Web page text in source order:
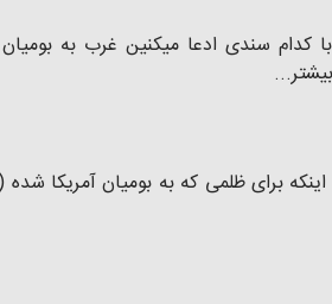
کدام سندی ادعا میکنین غرب به
برای ظلمی که به بومیان آمریکا